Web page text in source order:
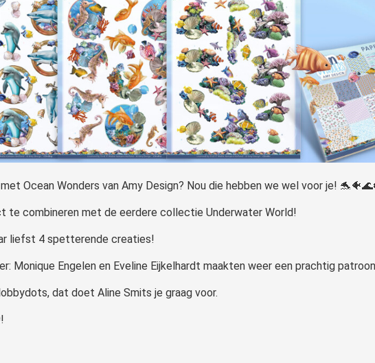
Ocean Wonders van Amy Design? Nou die hebben we wel voor je!
te combineren met de eerdere collectie Underwater World!
liefst 4 spetterende creaties!
Monique Engelen en Eveline Eijkelhardt maakten weer een prachtig
dat doet Aline Smits je graag voor.